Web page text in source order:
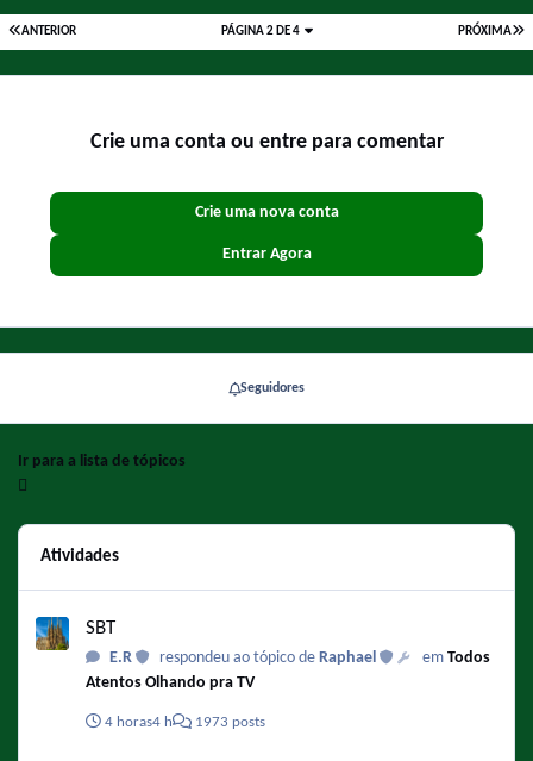
ANTERIOR PRÓXIMA
PÁGINA 2 DE 4
Crie uma conta ou entre para comentar
Crie uma nova conta
Entrar Agora
Seguidores
Ir para a lista de tópicos
Atividades
SBT
E.R respondeu ao tópico de Raphael emTodos
Atentos Olhando pra TV
4 horas4 h 1973 posts